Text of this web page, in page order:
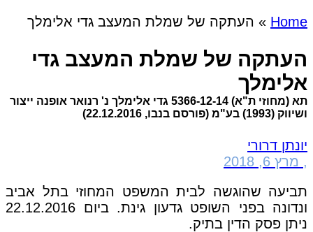
Home
» העתקה של שמלת המעצב גדי אלימלך
העתקה של שמלת המעצב גדי
אלימלך
תא (מחוזי ת"א) 5366-12-14 גדי אלימלך נ' רנואר אופנה ייצור
ושיווק (1993) בע"מ (פורסם בנבו, 22.12.2016)
יונתן דרורי
, מרץ 6, 2018
תביעה שהוגשה לבית המשפט המחוזי בתל אביב
ונדונה בפני השופט גדעון גינת. ביום 22.12.2016
ניתן פסק הדין בתיק.